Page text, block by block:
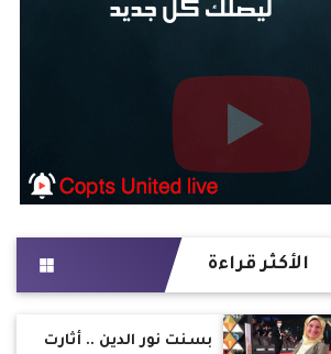
الأكثر قراءة
بسنت نور الدين .. أثارت